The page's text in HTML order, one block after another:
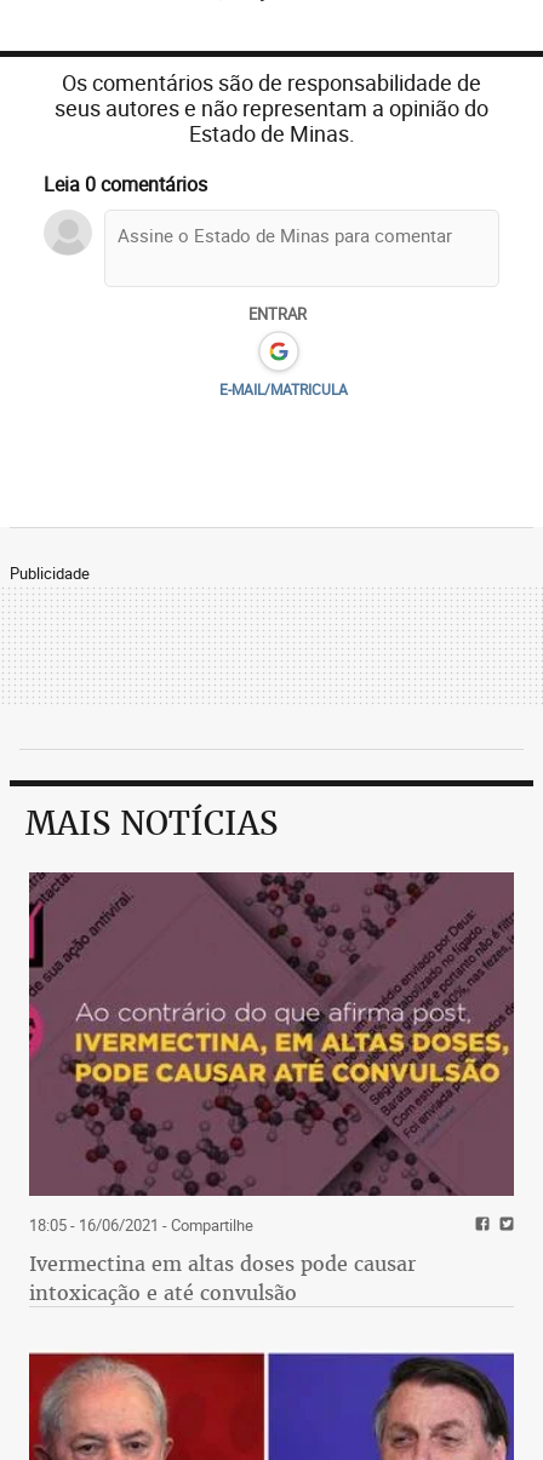
Os comentários são de responsabilidade de
seus autores e não representam a opinião do
Estado de Minas.
Leia 0 comentários
ENTRAR
E-MAIL/MATRICULA
Publicidade
MAIS NOTÍCIAS
18:05 - 16/06/2021 - Compartilhe
Ivermectina em altas doses pode causar
intoxicação e até convulsão